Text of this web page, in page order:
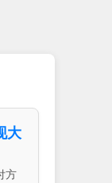
大
方